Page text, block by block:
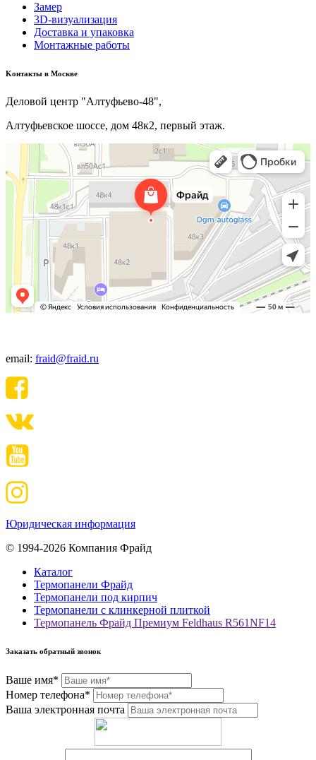
Замер
3D-визуализация
Доставка и упаковка
Монтажные работы
Kонтакты в Москве
Деловой центр "Алтуфьево-48",
Алтуфьевское шоссе, дом 48к2, первый этаж.
email: fraid@fraid.ru
Юридическая информация
© 1994-2026 Компания Фрайд
Каталог
Термопанели Фрайд
Термопанели под кирпич
Термопанели с клинкерной плиткой
Термопанель Фрайд Премиум Feldhaus R561NF14
Заказать обратный звонок
Ваше имя*
Номер телефона*
Ваша электронная почта